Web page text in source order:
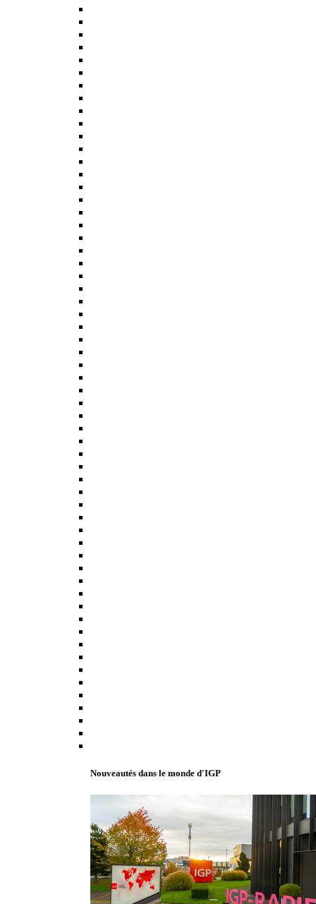
Nouveautés dans le monde d'IGP